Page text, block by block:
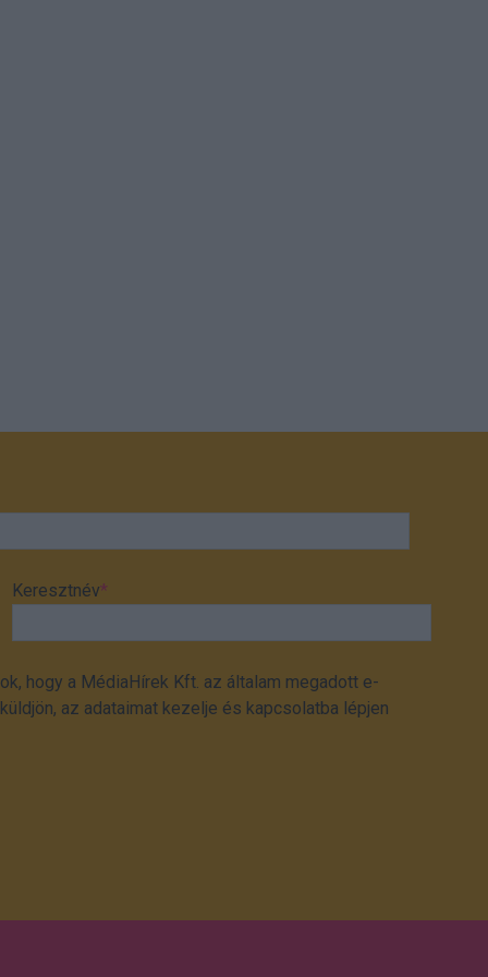
Keresztnév*
hogy a MédiaHírek Kft. az általam megadott e-
az adataimat kezelje és kapcsolatba lépjen